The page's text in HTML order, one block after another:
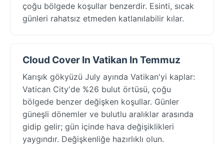
çoğu bölgede koşullar benzerdir. Esinti, sıcak
günleri rahatsız etmeden katlanılabilir kılar.
Cloud Cover In Vatikan In Temmuz
Karışık gökyüzü July ayında Vatikan'yi kaplar:
Vatican City'de %26 bulut örtüsü, çoğu
bölgede benzer değişken koşullar. Günler
güneşli dönemler ve bulutlu aralıklar arasında
gidip gelir; gün içinde hava değişiklikleri
yaygındır. Değişkenliğe hazırlıklı olun.